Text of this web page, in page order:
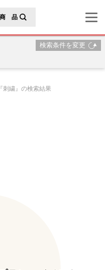
商 品
検索条件を変更
『刺繍』の検索結果